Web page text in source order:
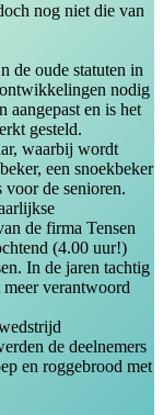
nog niet die van
de oude statuten in
nodig
aangepast en is het
gesteld.
waarbij wordt
een snoekbeker
de senioren.
de firma Tensen
(4.00 uur!)
In de jaren tachtig
verantwoord
de deelnemers
en roggebrood met